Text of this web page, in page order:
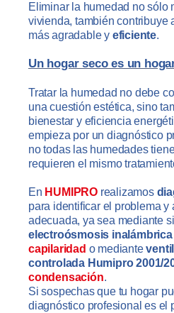
Eliminar la humedad no sólo
vivienda, también contribuye
más agradable y eficiente.
Un hogar seco es un
Tratar la humedad no debe
una cuestión estética, sino
bienestar y eficiencia
empieza por un diagnóstico
no todas las humedades
requieren el mismo
En HUMIPRO realizamos
para identificar el problema y
adecuada, ya sea mediante
electroósmosis inalámbrica
capilaridad o mediante
controlada Humipro 2001/
condensación.
Si sospechas que tu hogar
diagnóstico profesional es el